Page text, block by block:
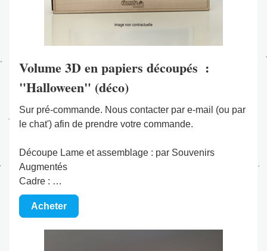
Volume 3D en papiers découpés  :
"Halloween" (déco)
Sur pré-commande. Nous contacter par e-mail (ou par
le chat') afin de prendre votre commande.
Découpe Lame et assemblage : par Souvenirs
Augmentés
Cadre : …
Acheter